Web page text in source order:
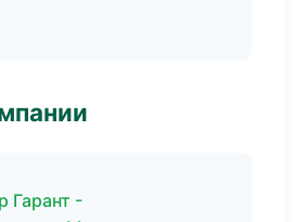
Гарант -